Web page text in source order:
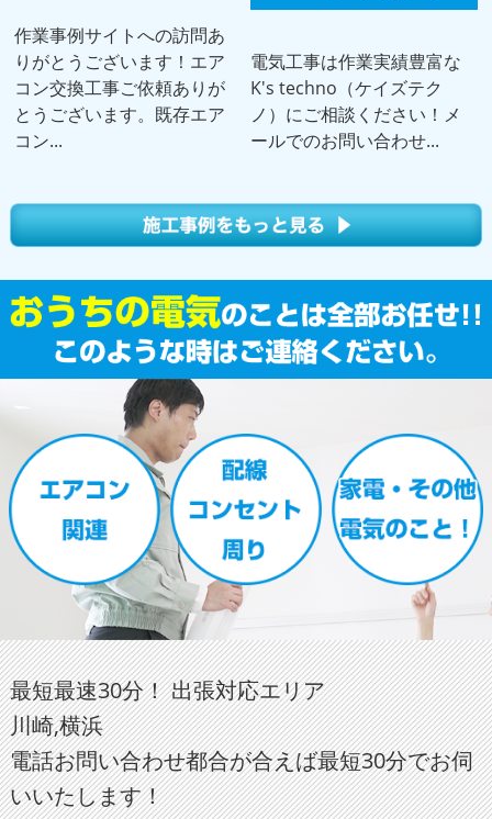
作業事例サイトへの訪問あ
りがとうございます！エア
コン交換工事ご依頼ありが
とうございます。既存エア
コン...
電気工事は作業実績豊富な
K's techno（ケイズテク
ノ）にご相談ください！メ
ールでのお問い合わせ...
最短最速30分！ 出張対応エリア
川崎,横浜
電話お問い合わせ都合が合えば最短30分でお伺
いいたします！